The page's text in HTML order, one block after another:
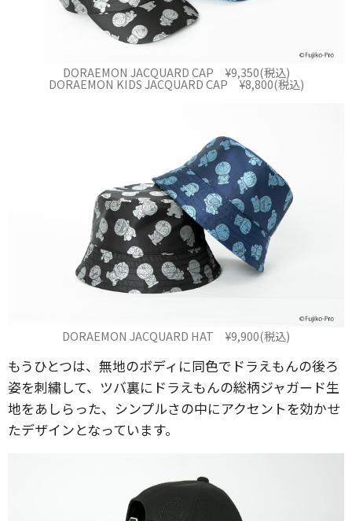
DORAEMON JACQUARD CAP ¥9,350(税込)
DORAEMON KIDS JACQUARD CAP ¥8,800(税込)
DORAEMON JACQUARD HAT ¥9,900(税込)
もうひとつは、無地のボディに同色でドラえもんの後ろ
姿を刺繍して、ツバ裏にドラえもんの総柄ジャガード生
地をあしらった、シンプルさの中にアクセントを効かせ
たデザインとなっています。